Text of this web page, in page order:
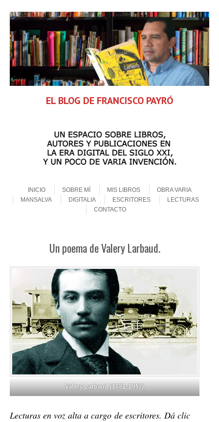
EL BLOG DE FRANCISCO PAYRÓ
MenuINICIO
SOBRE MÍ MIS LIBROS
OBRA VARIA
MANSALVA
DIGITALIA ESCRITORES
LECTURAS
CONTACTO
Un poema de Valery Larbaud.
Valery Larbaud (1881-1957)
Lecturas en voz alta a cargo de escritores. Dá clic